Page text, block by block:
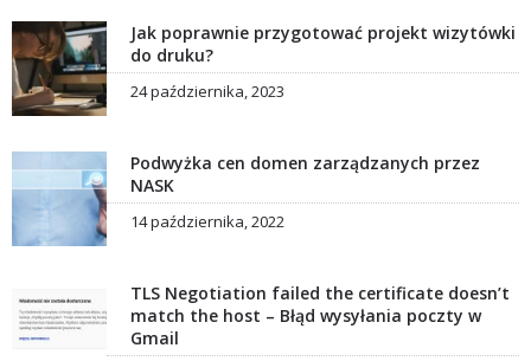
Jak poprawnie przygotować projekt wizytówki
do druku?
24 października, 2023
Podwyżka cen domen zarządzanych przez
NASK
14 października, 2022
TLS Negotiation failed the certificate doesn’t
match the host – Błąd wysyłania poczty w
Gmail